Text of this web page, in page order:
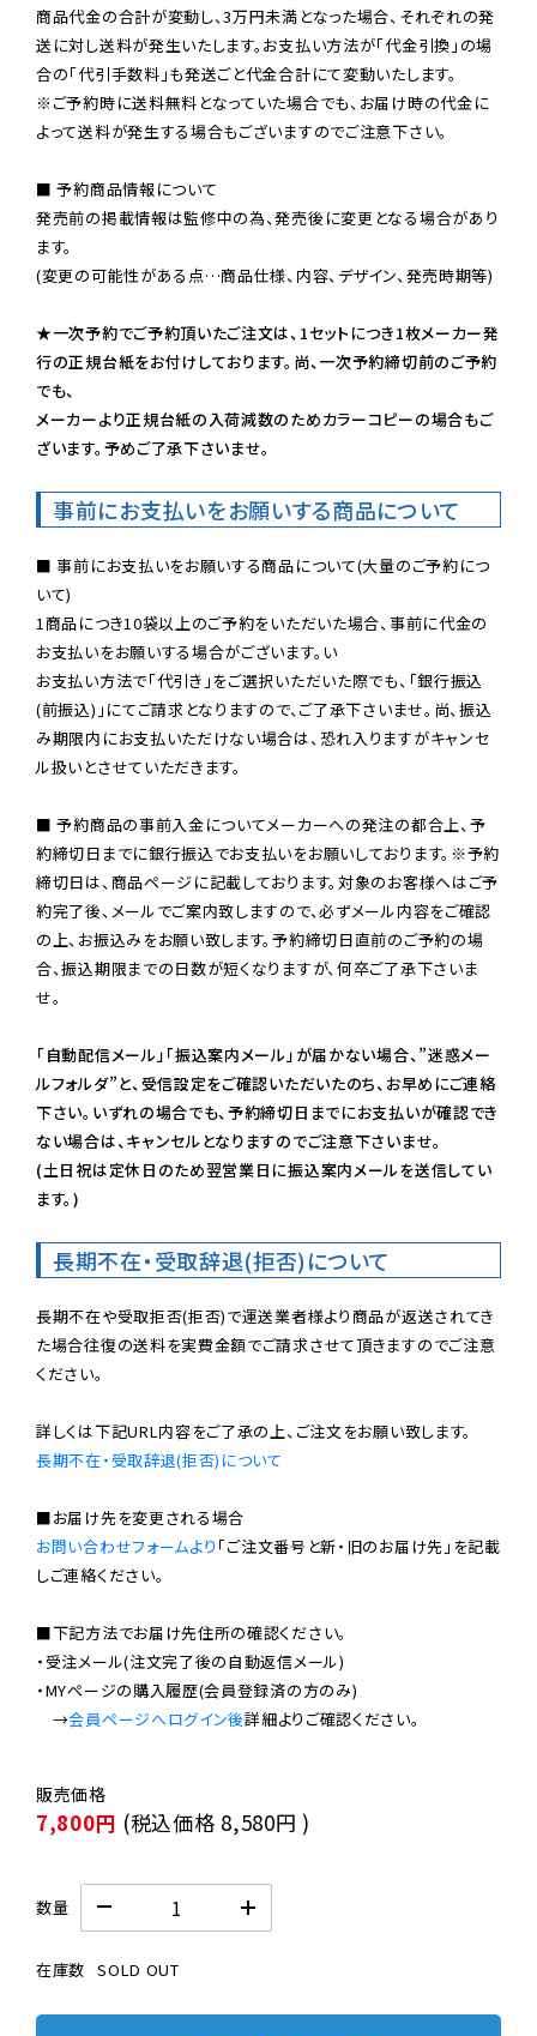
商品代金の合計が変動し、3万円未満となった場合、それぞれの発
送に対し送料が発生いたします。お支払い方法が「代金引換」の場
※ご予約時に送料無料となっていた場合でも、お届け時の代金に
よって送料が発生する場合もございますのでご注意下さい。
■ 予約商品情報について
発売前の掲載情報は監修中の為、発売後に変更となる場合があり
ます。
(変更の可能性がある点…商品仕様、内容、デザイン、発売時期等)
★一次予約でご予約頂いたご注文は、1セットにつき1枚メーカー発
行の正規台紙をお付けしております。尚、一次予約締切前のご予約
でも、
メーカーより正規台紙の入荷減数のためカラーコピーの場合もご
ざいます。予めご了承下さいませ。
事前にお支払いをお願いする商品について
■ 事前にお支払いをお願いする商品について(大量のご予約につ
いて)
1商品につき10袋以上のご予約をいただいた場合、事前に代金の
お支払いをお願いする場合がございます。い
お支払い方法で「代引き」をご選択いただいた際でも、「銀行振込
(前振込)」にてご請求となりますので、ご了承下さいませ。尚、振込
み期限内にお支払いただけない場合は、恐れ入りますがキャンセ
ル扱いとさせていただきます。
■ 予約商品の事前入金についてメーカーへの発注の都合上、予
約締切日までに銀行振込でお支払いをお願いしております。※予約
締切日は、商品ページに記載しております。対象のお客様へはご予
約完了後、メールでご案内致しますので、必ずメール内容をご確認
の上、お振込みをお願い致します。予約締切日直前のご予約の場
合、振込期限までの日数が短くなりますが、何卒ご了承下さいま
せ。
「自動配信メール」「振込案内メール」が届かない場合、”迷惑メー
ルフォルダ”と、受信設定をご確認いただいたのち、お早めにご連絡
下さい。いずれの場合でも、予約締切日までにお支払いが確認でき
ない場合は、キャンセルとなりますのでご注意下さいませ。
(土日祝は定休日のため翌営業日に振込案内メールを送信してい
ます。)
長期不在・受取辞退(拒否)について
長期不在や受取拒否(拒否)で運送業者様より商品が返送されてき
た場合往復の送料を実費金額でご請求させて頂きますのでご注意
ください。
長期不在・受取辞退(拒否)について
お問い合わせフォームより 「ご注文番号と新・旧のお届け先」を記載
しご連絡ください。
■下記方法でお届け先住所の確認ください。
・受注メール(注文完了後の自動返信メール)
・MYページの購入履歴(会員登録済の方のみ)
→会員ページへログイン後
7,800円 (税込価格 8,580円 )
数量
在庫数 SOLD OUT